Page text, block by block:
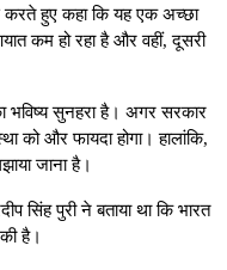
करते हुए कहा कि यह एक अच्छा
कम हो रहा है और वहीं, दूसरी
भविष्य सुनहरा है। अगर सरकार
को और फायदा होगा। हालांकि,
जाना है।
सिंह पुरी ने बताया था कि भारत
है।